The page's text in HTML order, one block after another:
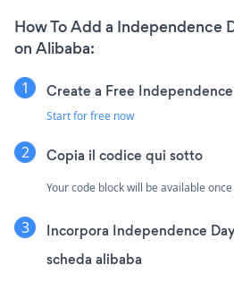
How To Add a Independence
on Alibaba:
Create a Free
Start for free now
Copia il codice qui sotto
Your code block will be available
Incorpora Independence
scheda alibaba